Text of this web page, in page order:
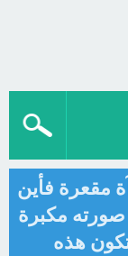
مقعرة فأين
مكبرة
هذه